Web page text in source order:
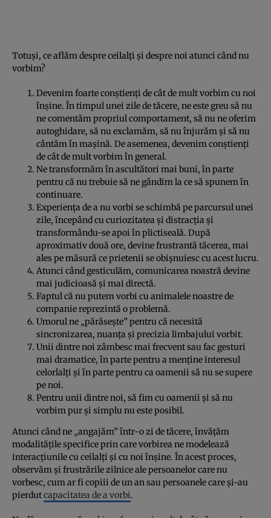
Totuși, ce aflăm despre ceilalți și despre noi atunci când nu
vorbim?
Devenim foarte conștienți de cât de mult vorbim cu noi
înșine. În timpul unei zile de tăcere, ne este greu să nu
ne comentăm propriul comportament, să nu ne oferim
autoghidare, să nu exclamăm, să nu înjurăm și să nu
cântăm în mașină. De asemenea, devenim conștienți
de cât de mult vorbim în general.
Ne transformăm în ascultători mai buni, în parte
pentru că nu trebuie să ne gândim la ce să spunem în
continuare.
Experiența de a nu vorbi se schimbă pe parcursul unei
zile, începând cu curiozitatea și distracția și
transformându-se apoi în plictiseală. După
aproximativ două ore, devine frustrantă tăcerea, mai
ales pe măsură ce prietenii se obișnuiesc cu acest lucru.
Atunci când gesticulăm, comunicarea noastră devine
mai judicioasă și mai directă.
Faptul că nu putem vorbi cu animalele noastre de
companie reprezintă o problemă.
Umorul ne „părăsește” pentru că necesită
sincronizarea, nuanța și precizia limbajului vorbit.
Unii dintre noi zâmbesc mai frecvent sau fac gesturi
mai dramatice, în parte pentru a menține interesul
celorlalți și în parte pentru ca oamenii să nu se supere
pe noi.
Pentru unii dintre noi, să fim cu oamenii și să nu
vorbim pur și simplu nu este posibil.
Atunci când ne „angajăm” într-o zi de tăcere, învățăm
modalitățile specifice prin care vorbirea ne modelează
interacțiunile cu ceilalți și cu noi înșine. În acest proces,
observăm și frustrările zilnice ale persoanelor care nu
vorbesc, cum ar fi copiii de un an sau persoanele care și-au
pierdutcapacitatea de a vorbi.